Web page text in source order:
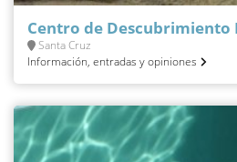
Centro de Descubrimiento
Santa Cruz
Información, entradas y opiniones